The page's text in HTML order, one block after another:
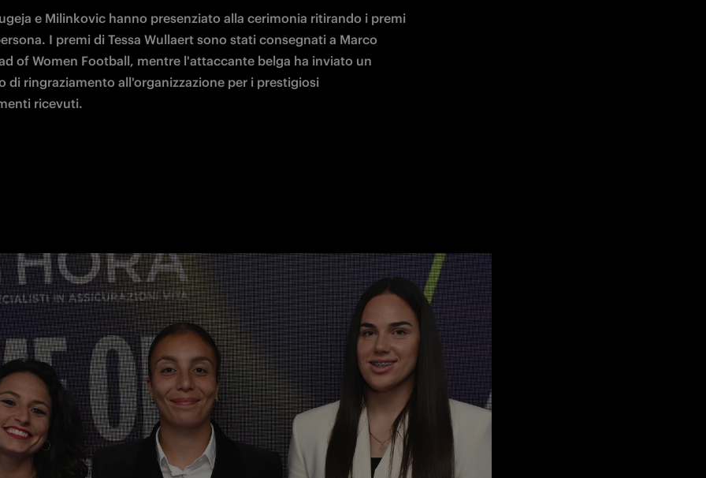
e Milinkovic hanno presenziato alla cerimonia ritirando i premi
I premi di Tessa Wullaert sono stati consegnati a Marco
of Women Football, mentre l'attaccante belga ha inviato un
di ringraziamento all'organizzazione per i prestigiosi
ricevuti.